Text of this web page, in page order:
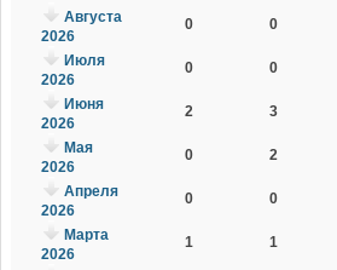
Августа
2026
0 0
Июля
2026
0 0
Июня
2026
2 3
Мая
2026
0 2
Апреля
2026
0 0
Марта
2026
1 1